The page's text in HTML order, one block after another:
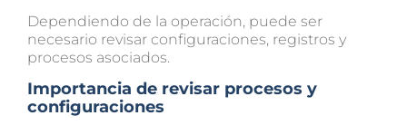
Dependiendo de la operación, puede ser
necesario revisar configuraciones, registros y
procesos asociados.
Importancia de revisar procesos y
configuraciones